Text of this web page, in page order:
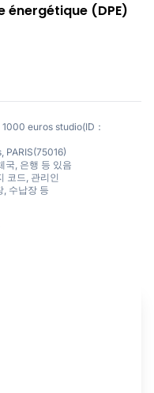
(DPE)
euros studio(ID：
PARIS(75016)
, 은행 등 있음
코드, 관리인
, 수납장 등